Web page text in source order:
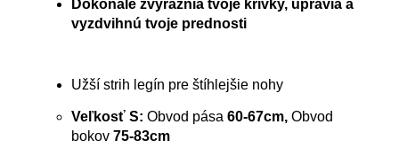
Dokonale zvýraznia tvoje krivky, upravia a
vyzdvihnú tvoje prednosti
Užší strih legín pre štíhlejšie nohy
Veľkosť S: Obvod pása 60-67cm, Obvod
bokov 75-83cm